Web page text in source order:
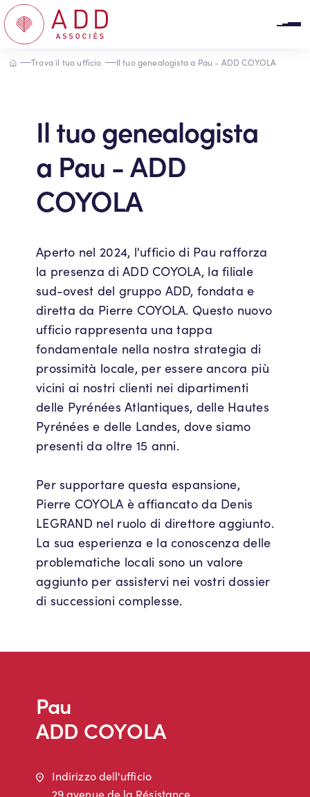
AccueilTrova il tuo ufficio Il tuo genealogista a Pau - ADD COYOLA
Il tuo genealogista
a Pau - ADD
COYOLA
Aperto nel 2024, l'ufficio di Pau rafforza
la presenza di ADD COYOLA, la filiale
sud-ovest del gruppo ADD, fondata e
diretta da Pierre COYOLA. Questo nuovo
ufficio rappresenta una tappa
fondamentale nella nostra strategia di
prossimità locale, per essere ancora più
vicini ai nostri clienti nei dipartimenti
delle Pyrénées Atlantiques, delle Hautes
Pyrénées e delle Landes, dove siamo
presenti da oltre 15 anni.
Per supportare questa espansione,
Pierre COYOLA è affiancato da Denis
LEGRAND nel ruolo di direttore aggiunto.
La sua esperienza e la conoscenza delle
problematiche locali sono un valore
aggiunto per assistervi nei vostri dossier
di successioni complesse.
Pau
ADD COYOLA
Indirizzo
Indirizzo dell'ufficio
29 avenue de la Résistance
Pannello di gestione dei cookies